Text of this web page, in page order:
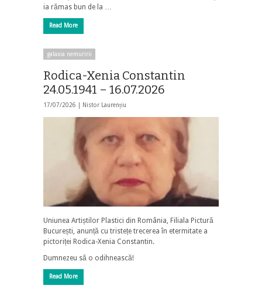
ia rămas bun de la …
Read More
galaxia nemuririi
Rodica-Xenia Constantin
24.05.1941 – 16.07.2026
17/07/2026 | Nistor Laurențiu
Uniunea Artiștilor Plastici din România, Filiala Pictură
București, anunță cu tristețe trecerea în etermitate a
pictoriței Rodica-Xenia Constantin.
Dumnezeu să o odihnească!
Read More